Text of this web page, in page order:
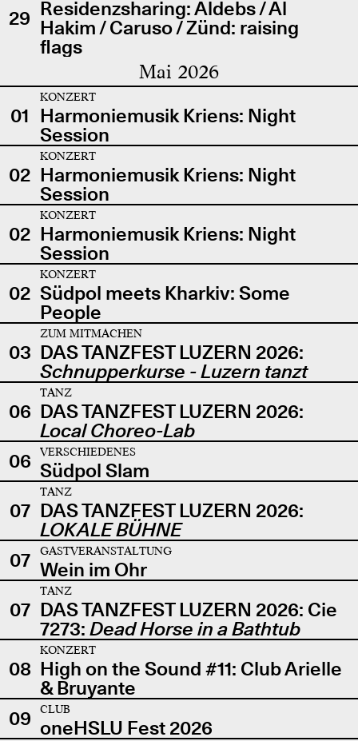
29 Residenzsharing: Aldebs / Al
Hakim / Caruso / Zünd: raising
flags
Mai 2026
01
KONZERT
Harmoniemusik Kriens: Night
Session
02
KONZERT
Harmoniemusik Kriens: Night
Session
02
KONZERT
Harmoniemusik Kriens: Night
Session
02
KONZERT
Südpol meets Kharkiv: Some
People
03
ZUM MITMACHEN
DAS TANZFEST LUZERN 2026:
Schnupperkurse - Luzern tanzt
06
TANZ
DAS TANZFEST LUZERN 2026:
Local Choreo-Lab
06
VERSCHIEDENES
Südpol Slam
07
TANZ
DAS TANZFEST LUZERN 2026:
LOKALE BÜHNE
07
GASTVERANSTALTUNG
Wein im Ohr
07
TANZ
DAS TANZFEST LUZERN 2026: Cie
7273: Dead Horse in a Bathtub
08
KONZERT
High on the Sound #11: Club Arielle
& Bruyante
09
CLUB
oneHSLU Fest 2026